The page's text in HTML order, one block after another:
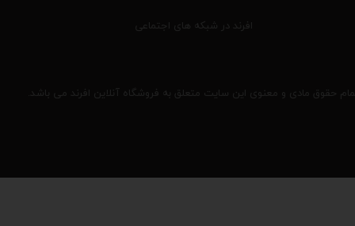
حقوق مادی و معنوی این سایت متعلق به فروشگاه آنلاین افرند می باشد.
افرند در شبکه های اجتماعی